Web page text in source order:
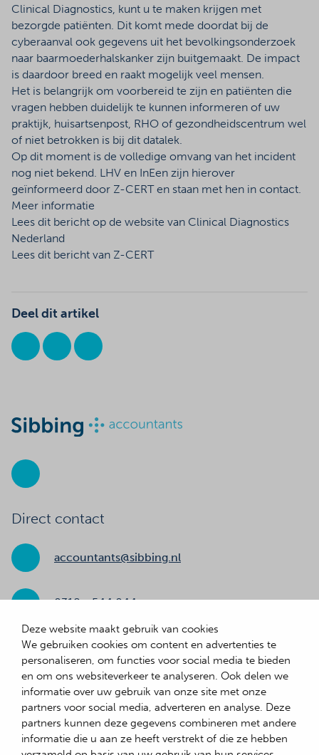
Deze website maakt gebruik van cookies
We gebruiken cookies om content en advertenties te
personaliseren, om functies voor social media te bieden
en om ons websiteverkeer te analyseren. Ook delen we
informatie over uw gebruik van onze site met onze
partners voor social media, adverteren en analyse. Deze
partners kunnen deze gegevens combineren met andere
informatie die u aan ze heeft verstrekt of die ze hebben
Clinical Diagnostics, kunt u te maken krijgen met
bezorgde patiënten. Dit komt mede doordat bij de
cyberaanval ook gegevens uit het bevolkingsonderzoek
naar baarmoederhalskanker zijn buitgemaakt. De impact
is daardoor breed en raakt mogelijk veel mensen.
Het is belangrijk om voorbereid te zijn en patiënten die
vragen hebben duidelijk te kunnen informeren of uw
praktijk, huisartsenpost, RHO of gezondheidscentrum wel
of niet betrokken is bij dit datalek.
Op dit moment is de volledige omvang van het incident
nog niet bekend. LHV en InEen zijn hierover
geïnformeerd door Z-CERT en staan met hen in contact.
Meer informatie
Lees dit bericht op de website van Clinical Diagnostics
Nederland
Lees dit bericht van Z-CERT
Deel dit artikel
Direct contact
accountants@sibbing.nl
0318 - 544 044
Adresgegevens
Gildetrom 33
3905 TB Veenendaal